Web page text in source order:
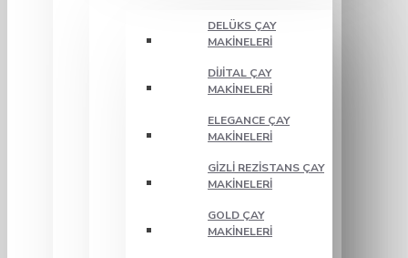
DELÜKS ÇAY
MAKINELERI
DIJITAL ÇAY
MAKINELERI
ELEGANCE ÇAY
MAKINELERI
GIZLI REZISTANS ÇAY
MAKINELERI
GOLD ÇAY
MAKINELERI